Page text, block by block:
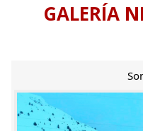
GALERÍA